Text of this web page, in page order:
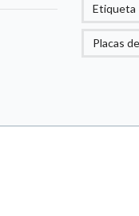
Etiqueta
Placas